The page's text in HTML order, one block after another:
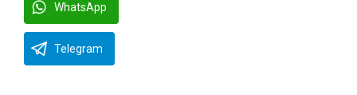
WhatsApp
Telegram